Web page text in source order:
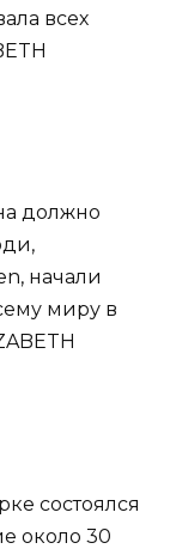
всех
должно
начали
миру в
состоялся
около 30